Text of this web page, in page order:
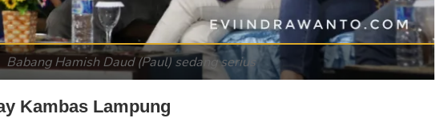
Babang Hamish Daud (Paul) sedang serius
Kambas Lampung